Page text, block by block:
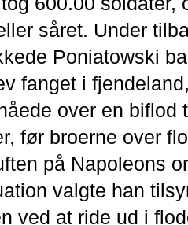
såret. Under
Poniatowski
fanget i
over en biflod
før broerne over
på Napoleons
valgte han
ved at ride ud i